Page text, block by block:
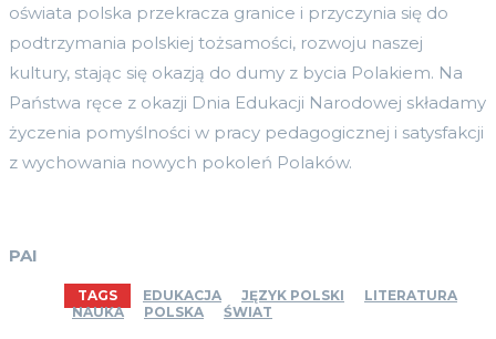
oświata polska przekracza granice i przyczynia się do
podtrzymania polskiej tożsamości, rozwoju naszej
kultury, stając się okazją do dumy z bycia Polakiem. Na
Państwa ręce z okazji Dnia Edukacji Narodowej składamy
życzenia pomyślności w pracy pedagogicznej i satysfakcji
z wychowania nowych pokoleń Polaków.
PAI
TAGS EDUKACJA JĘZYK POLSKI
LITERATURA
NAUKA
POLSKA ŚWIAT